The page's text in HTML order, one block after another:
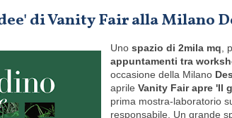
di Vanity Fair alla Milano
Uno spazio di 2mila mq,
appuntamenti tra
occasione della Milano
aprile Vanity Fair apre 'Il
prima mostra-laboratorio
responsabile. Un grande